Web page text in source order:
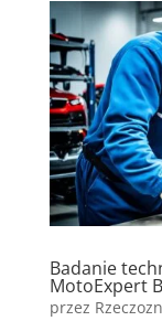
Badanie
MotoExpert
przez